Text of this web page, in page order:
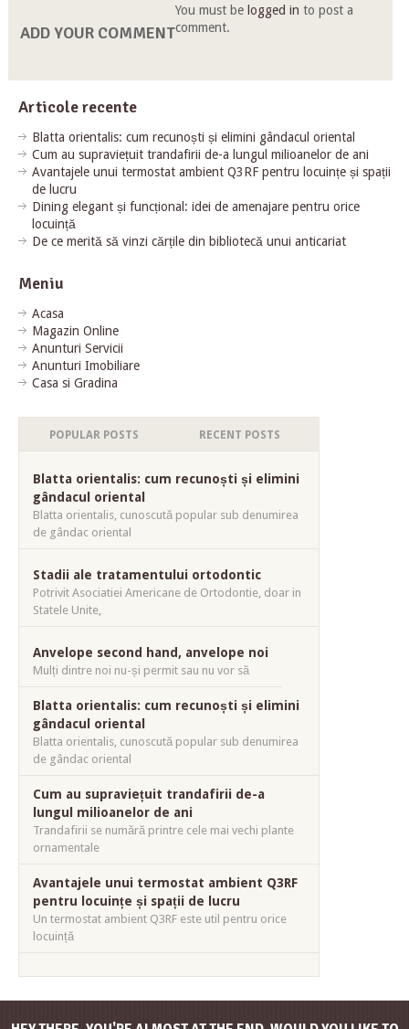
ADD YOUR COMMENT
You must be logged in to post a
comment.
Articole recente
Blatta orientalis: cum recunoști și elimini gândacul oriental
Cum au supraviețuit trandafirii de-a lungul milioanelor de ani
Avantajele unui termostat ambient Q3RF pentru locuințe și spații
de lucru
Dining elegant și funcțional: idei de amenajare pentru orice
locuință
De ce merită să vinzi cărțile din bibliotecă unui anticariat
Meniu
Acasa
Magazin Online
Anunturi Servicii
Anunturi Imobiliare
Casa si Gradina
POPULAR POSTS RECENT POSTS
Blatta orientalis: cum recunoști și elimini
gândacul oriental
Blatta orientalis, cunoscută popular sub denumirea
de gândac oriental
Stadii ale tratamentului ortodontic
Potrivit Asociatiei Americane de Ortodontie, doar in
Statele Unite,
Anvelope second hand, anvelope noi
Mulți dintre noi nu-și permit sau nu vor să
Blatta orientalis: cum recunoști și elimini
gândacul oriental
Blatta orientalis, cunoscută popular sub denumirea
de gândac oriental
Cum au supraviețuit trandafirii de-a
lungul milioanelor de ani
Trandafirii se numără printre cele mai vechi plante
ornamentale
Avantajele unui termostat ambient Q3RF
pentru locuințe și spații de lucru
Un termostat ambient Q3RF este util pentru orice
locuință